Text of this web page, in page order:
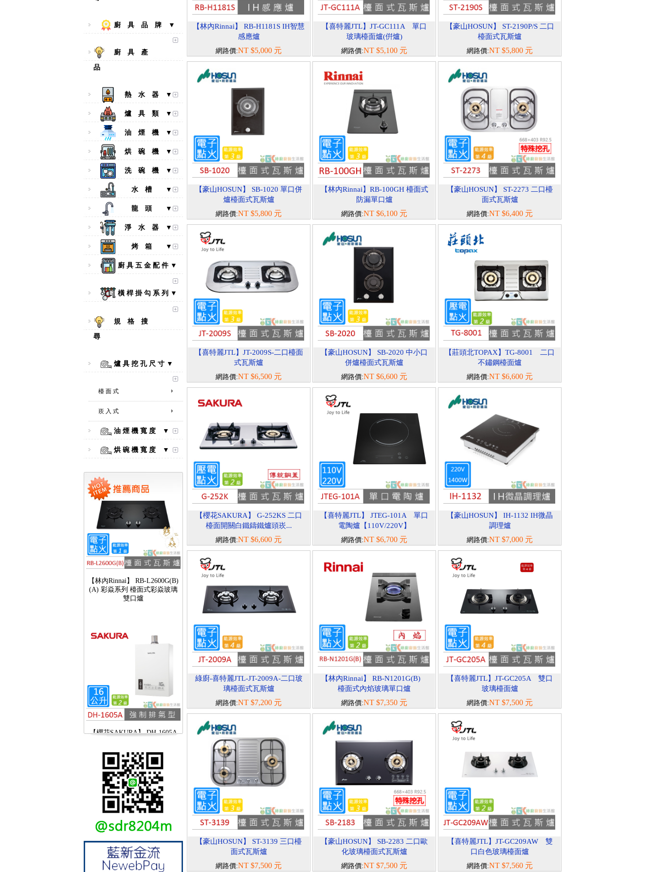
廚 具 品 牌 ▼
廚 具 產
品
熱 水 器 ▼
爐 具 類 ▼
油 煙 機 ▼
烘 碗 機 ▼
洗 碗 機 ▼
水 槽 ▼
龍 頭 ▼
淨 水 器 ▼
烤 箱 ▼
廚 具 五 金 配 件 ▼
橫 桿 掛 勾 系 列 ▼
規 格 搜
尋
爐 具 挖 孔 尺 寸 ▼
檯 面 式
崁 入 式
油 煙 機 寬 度 ▼
烘 碗 機 寬 度 ▼
【林內Rinnai】 RB-L2600S(A)
彩焱系列 檯面式彩焱不銹鋼雙
口爐
【林內Rinnai】 RB-L2600G(B)
雙口爐
【櫻花SAKURA】 DH-1605A
定 分段火排
【林內Rinnai】 RB-L2600S(A)
【林內Rinnai】 RB-H1181S IH智慧
感應爐
網路價:NT $5,000 元
【喜特麗JTL】JT-GC111A 單口
玻璃檯面爐(倂爐)
網路價:NT $5,100 元
【豪山HOSUN】 ST-2190P/S 二口
檯面式瓦斯爐
網路價:NT $5,800 元
【豪山HOSUN】 SB-1020 單口併
爐檯面式瓦斯爐
網路價:NT $5,800 元
【林內Rinnai】RB-100GH 檯面式
防漏單口爐
網路價:NT $6,100 元
【豪山HOSUN】 ST-2273 二口檯
面式瓦斯爐
網路價:NT $6,400 元
【喜特麗JTL】JT-2009S-二口檯面
式瓦斯爐
網路價:NT $6,500 元
【豪山HOSUN】 SB-2020 中小口
併爐檯面式瓦斯爐
網路價:NT $6,600 元
【莊頭北TOPAX】TG-8001 二口
不鏽鋼檯面爐
網路價:NT $6,600 元
【櫻花SAKURA】 G-252KS 二口
檯面開關白鐵鑄鐵爐頭崁...
網路價:NT $6,600 元
【喜特麗JTL】 JTEG-101A 單口
電陶爐【110V/220V】
網路價:NT $6,700 元
【豪山HOSUN】 IH-1132 IH微晶
調理爐
網路價:NT $7,000 元
綠廚-喜特麗JTL-JT-2009A-二口玻
璃檯面式瓦斯爐
網路價:NT $7,200 元
【林內Rinnai】 RB-N1201G(B)
檯面式內焰玻璃單口爐
網路價:NT $7,350 元
【喜特麗JTL】JT-GC205A 雙口
玻璃檯面爐
網路價:NT $7,500 元
【豪山HOSUN】 ST-3139 三口檯
面式瓦斯爐
網路價:NT $7,500 元
【豪山HOSUN】 SB-2283 二口歐
化玻璃檯面式瓦斯爐
網路價:NT $7,500 元
【喜特麗JTL】JT-GC209AW 雙
口白色玻璃檯面爐
網路價:NT $7,560 元